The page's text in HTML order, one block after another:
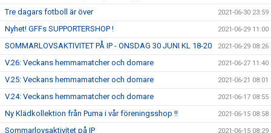
Tre dagars fotboll är över 2021-06-30 23:59
Nyhet! GFFs SUPPORTERSHOP ! 2021-06-29 11:00
SOMMARLOVSAKTIVITET PÅ IP - ONSDAG 30 JUNI KL 18-20 2021-06-29 08:26
V.26: Veckans hemmamatcher och domare 2021-06-27 11:40
V.25: Veckans hemmamatcher och domare 2021-06-21 08:01
V.24: Veckans hemmamatcher och domare 2021-06-17 08:55
Ny Klädkollektion från Puma i vår föreningsshop !! 2021-06-15 08:58
Sommarlovsaktivitet på IP 2021-06-15 08:29